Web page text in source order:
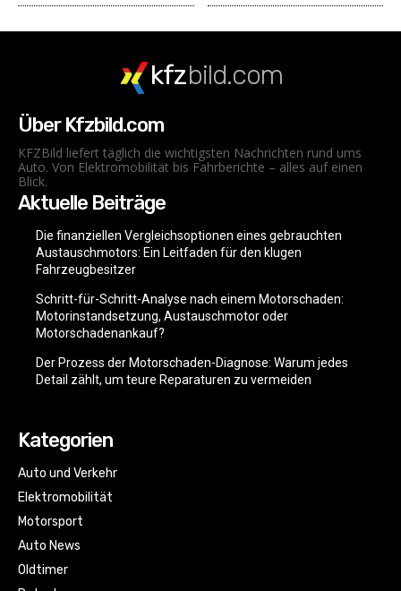
kfzbild.com
Über Kfzbild.com
KFZBild liefert täglich die wichtigsten Nachrichten rund ums
Auto. Von Elektromobilität bis Fahrberichte – alles auf einen
Blick.
Aktuelle Beiträge
Die finanziellen Vergleichsoptionen eines gebrauchten
Austauschmotors: Ein Leitfaden für den klugen
Fahrzeugbesitzer
Schritt-für-Schritt-Analyse nach einem Motorschaden:
Motorinstandsetzung, Austauschmotor oder
Motorschadenankauf?
Der Prozess der Motorschaden-Diagnose: Warum jedes
Detail zählt, um teure Reparaturen zu vermeiden
Kategorien
Auto und Verkehr
Elektromobilität
Motorsport
Auto News
Oldtimer